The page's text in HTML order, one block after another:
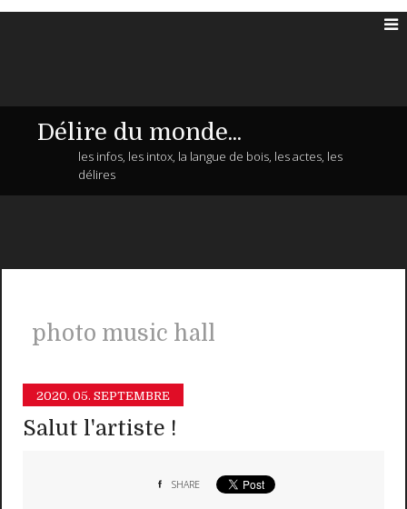
Délire du monde...
les infos, les intox, la langue de bois, les actes, les
délires
photo music hall
2020. 05. SEPTEMBRE
Salut l'artiste !
SHARE